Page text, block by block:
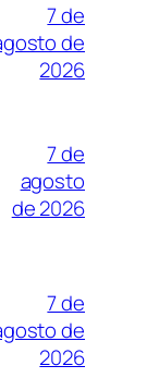
7 de
de
2026
7 de
agosto
de 2026
7 de
de
2026